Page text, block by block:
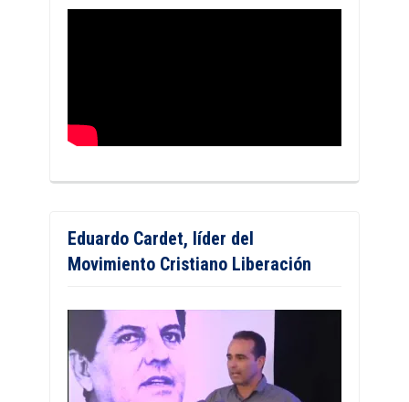
Eduardo Cardet, líder del
Movimiento Cristiano Liberación